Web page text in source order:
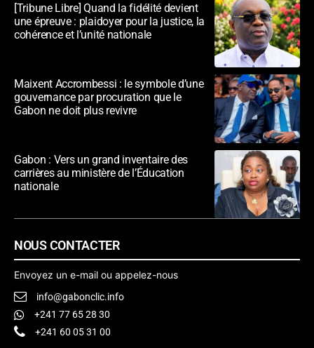
[Tribune Libre] Quand la fidélité devient
une épreuve : plaidoyer pour la justice, la
cohérence et l’unité nationale
Maixent Accrombessi : le symbole d’une
gouvernance par procuration que le
Gabon ne doit plus revivre
Gabon : Vers un grand inventaire des
carrières au ministère de l’Éducation
nationale
NOUS CONTACTER
Envoyez un e-mail ou appelez-nous
info@gabonclic.info
+241 77 65 28 30
+241 60 05 31 00